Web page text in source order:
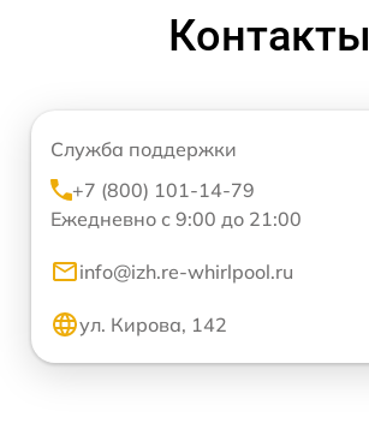
Контакты
Служба поддержки
+7 (800) 101-14-79
Ежедневно с 9:00 до 21:00
info@izh.re-whirlpool.ru
ул. Кирова, 142